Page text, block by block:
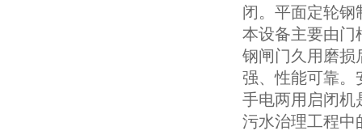
闭。平面定轮钢
本设备主要由门
钢闸门久用磨损
强、性能可靠。
手电两用启闭机
污水治理工程中